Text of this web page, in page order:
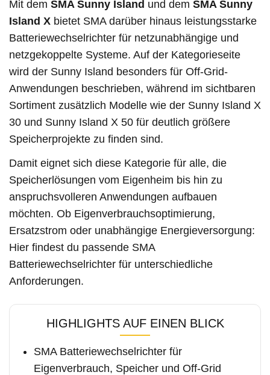
Mit dem SMA Sunny Island und dem SMA Sunny
Island X bietet SMA darüber hinaus leistungsstarke
Batteriewechselrichter für netzunabhängige und
netzgekoppelte Systeme. Auf der Kategorieseite
wird der Sunny Island besonders für Off-Grid-
Anwendungen beschrieben, während im sichtbaren
Sortiment zusätzlich Modelle wie der Sunny Island X
30 und Sunny Island X 50 für deutlich größere
Speicherprojekte zu finden sind.
Damit eignet sich diese Kategorie für alle, die
Speicherlösungen vom Eigenheim bis hin zu
anspruchsvolleren Anwendungen aufbauen
möchten. Ob Eigenverbrauchsoptimierung,
Ersatzstrom oder unabhängige Energieversorgung:
Hier findest du passende SMA
Batteriewechselrichter für unterschiedliche
Anforderungen.
HIGHLIGHTS AUF EINEN BLICK
SMA Batteriewechselrichter für
Eigenverbrauch, Speicher und Off-Grid